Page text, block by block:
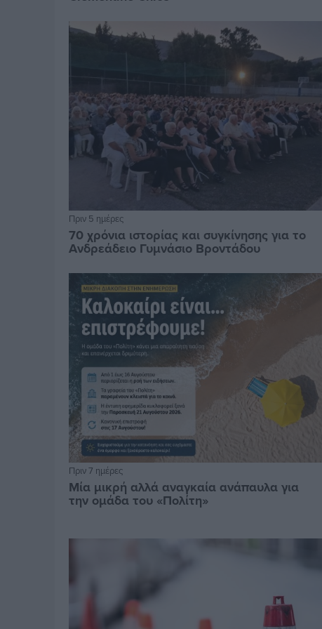
Πριν 5 ημέρες
70 χρόνια ιστορίας και συγκίνησης για το
Ανδρεάδειο Γυμνάσιο Βροντάδου
Πριν 7 ημέρες
Μία μικρή αλλά αναγκαία ανάπαυλα για
την ομάδα του «Πολίτη»